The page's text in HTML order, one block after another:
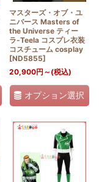
マスターズ・オブ・ユ
ニバース Masters of
the Universe ティー
ラ-Teela コスプレ衣装
コスチューム cosplay
[ND5855]
20,900円 ～ (税込)
オプション選択